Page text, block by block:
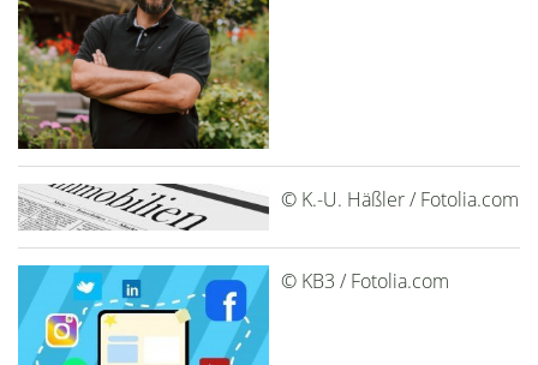
© K.-U. Häßler / Fotolia.com
© KB3 / Fotolia.com